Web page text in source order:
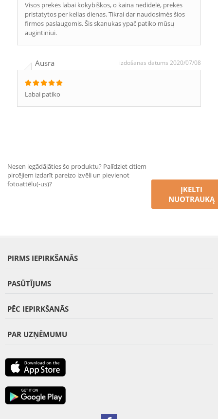
Visos prekės labai kokybiškos, o kaina nedidelė, prekės
pristatytos per kelias dienas. Tikrai dar naudosimės šios
firmos paslaugomis. Šis skanukas ypač patiko mūsų
augintiniui.
Ausra izdošanas datums 2020/07/08
Labai patiko
Nesen iegādājāties šo produktu? Palīdziet citiem
pircējiem izdarīt pareizo izvēli un pievienot
fotoattēlu(-us)?
ĮKELTI
NUOTRAUKĄ
PIRMS IEPIRKŠANĀS
PASŪTĪJUMS
PĒC IEPIRKŠANĀS
PAR UZŅĒMUMU